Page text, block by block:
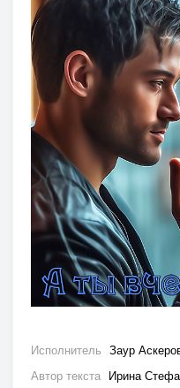
Исполнитель Заур
Автор текста Ирина